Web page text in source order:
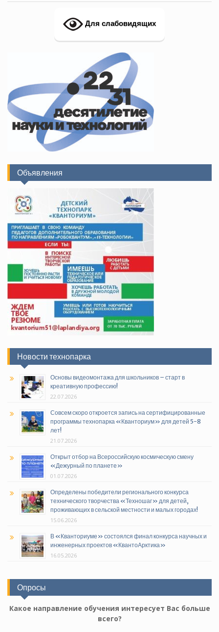
Для слабовидящих
Объявления
Новости технопарка
Основы видеомонтажа для школьников – старт в
креативную профессию!
22.07.2026
Совсем скоро откроется запись на сертифицированные
программы технопарка «Кванториум» для детей 5-8
лет!
21.07.2026
Открыт отбор на Всероссийскую космическую смену
«Дежурный по планете»
01.07.2026
Определены победители регионального конкурса
технического творчества «Техношаг» для детей,
проживающих в сельской местности и малых городах!
15.06.2026
В «Кванториуме» состоялся финал конкурса научных и
инженерных проектов «КвантоАрктика»
16.05.2026
Опросы
Какое направление обучения интересует Вас больше
всего?